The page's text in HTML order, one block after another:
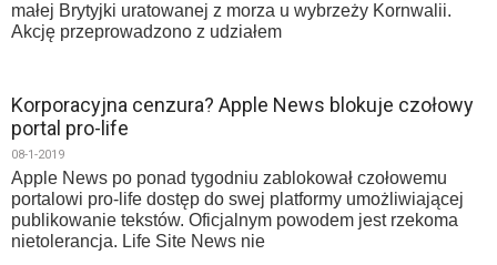
małej Brytyjki uratowanej z morza u wybrzeży Kornwalii.
Akcję przeprowadzono z udziałem
Korporacyjna cenzura? Apple News blokuje czołowy
portal pro-life
08-1-2019
Apple News po ponad tygodniu zablokował czołowemu
portalowi pro-life dostęp do swej platformy umożliwiającej
publikowanie tekstów. Oficjalnym powodem jest rzekoma
nietolerancja. Life Site News nie